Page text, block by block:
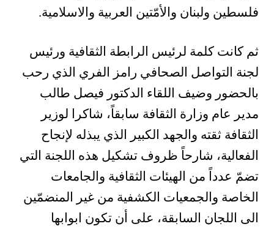
فلسطين ولبنان والأمّتين العربية والاسلامية.
ثم كانت كلمة لرئيس الرابطة الثقافية ورئيس
لجنة التواصل الصحافي رامز الفري الذي رحب
بالحضور وضيف اللقاء الدكتور فيصل طالب
مدير عام وزارة الثقافة سابقاً، شاكرا لوزير
الثقافة ثقته والجهد الكبير الذي يبذله لإنجاح
الفعالية، شارحاً ظروف تشكيل هذه اللجنة التي
تضمّ عدداً من الهيئات الثقافية والجامعات
الخاصة والجمعيات الكشفية من غير المنضمّين
الى اللجان السابقة، على أن تكون ابوابها